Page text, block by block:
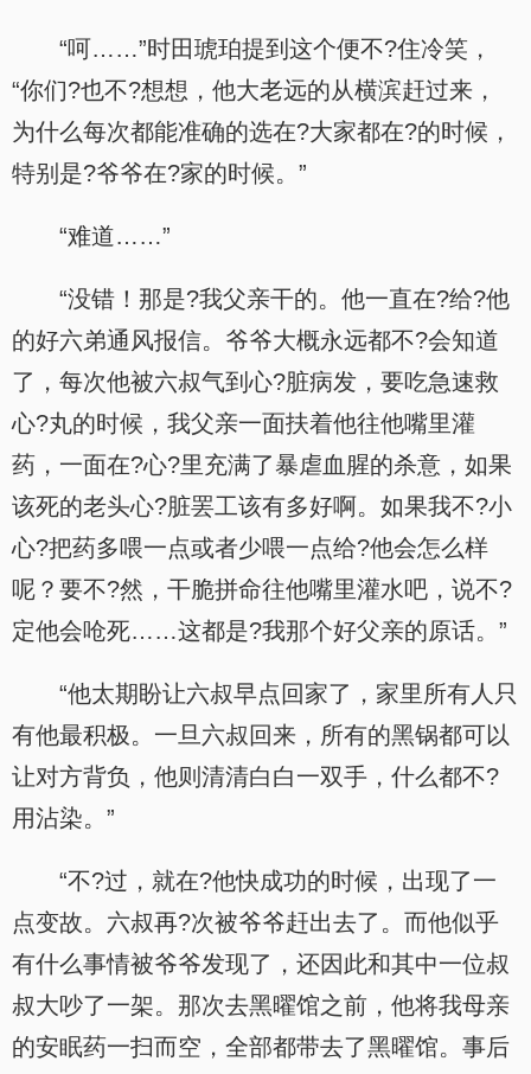
“呵……”时田琥珀提到这个便不?住冷笑，
“你们?也不?想想，他大老远的从横滨赶过来，
为什么每次都能准确的选在?大家都在?的时候，
特别是?爷爷在?家的时候。”
“难道……”
“没错！那是?我父亲干的。他一直在?给?他
的好六弟通风报信。爷爷大概永远都不?会知道
了，每次他被六叔气到心?脏病发，要吃急速救
心?丸的时候，我父亲一面扶着他往他嘴里灌
药，一面在?心?里充满了暴虐血腥的杀意，如果
该死的老头心?脏罢工该有多好啊。如果我不?小
心?把药多喂一点或者少喂一点给?他会怎么样
呢？要不?然，干脆拼命往他嘴里灌水吧，说不?
定他会呛死……这都是?我那个好父亲的原话。”
“他太期盼让六叔早点回家了，家里所有人只
有他最积极。一旦六叔回来，所有的黑锅都可以
让对方背负，他则清清白白一双手，什么都不?
用沾染。”
“不?过，就在?他快成功的时候，出现了一
点变故。六叔再?次被爷爷赶出去了。而他似乎
有什么事情被爷爷发现了，还因此和其中一位叔
叔大吵了一架。那次去黑曜馆之前，他将我母亲
的安眠药一扫而空，全部都带去了黑曜馆。事后